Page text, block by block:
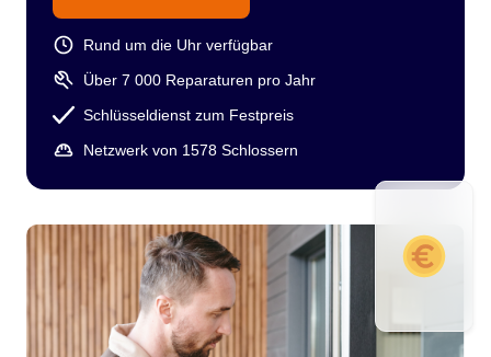
Rund um die Uhr verfügbar
Über 7 000 Reparaturen pro Jahr
Schlüsseldienst zum Festpreis
Netzwerk von 1578 Schlossern